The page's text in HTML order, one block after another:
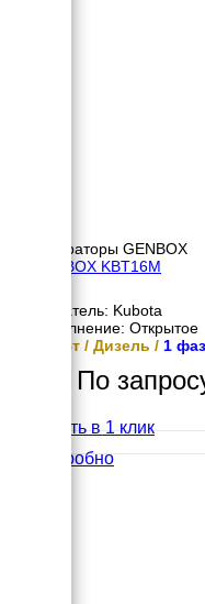
Генераторы GENBOX
GENBOX KBT16M
Двигатель: Kubota
Исполнение: Открытое
16 кВт / Дизель / 1
По
Купить в 1 клик
Подробно